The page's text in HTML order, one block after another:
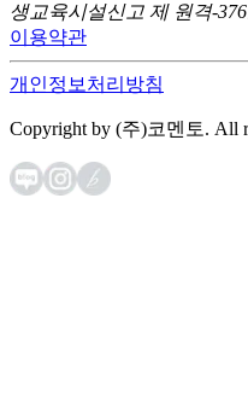
생교육시설신고 제 원격-
이용약관
개인정보처리방침
Copyright by (주)코멘토. All